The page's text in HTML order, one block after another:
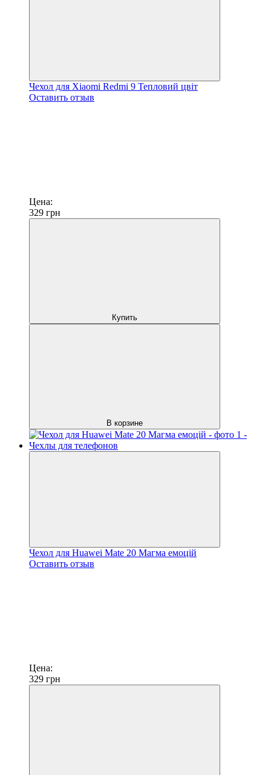
Чехол для Xiaomi Redmi 9 Тепловий цвіт
Оставить отзыв
Цена:
329 грн
Купить
В корзине
Чехол для Huawei Mate 20 Магма емоцій
Оставить отзыв
Цена:
329 грн